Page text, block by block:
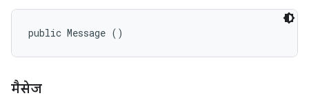
public Message ()
मैसेज